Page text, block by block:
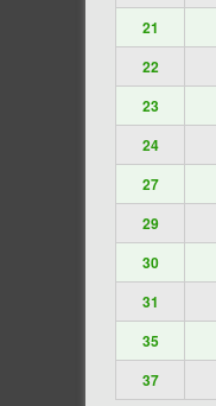
21
22
23
24
27
29
30
31
35
37